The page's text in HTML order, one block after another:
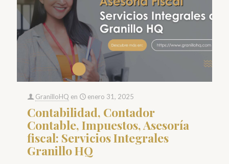
GranilloHQ en enero 31, 2025
Contabilidad, Contador
Contable, Impuestos, Asesoría
fiscal: Servicios Integrales
Granillo HQ